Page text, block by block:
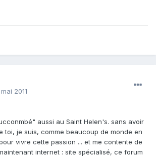
2011
aussi au Saint Helen's. sans avoir
toi, je suis, comme beaucoup de monde en
vivre cette passion ... et me contente de
internet : site spécialisé, ce forum